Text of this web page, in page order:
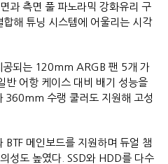
과 측면 풀 파노라믹 강화유리 구
해 튜닝 시스템에 어울리는 시각
공되는 120mm ARGB 팬 5개 가
반 어항 케이스 대비 배기 성능을
360mm 수랭 쿨러도 지원해 고성
.
메인보드를 지원하며 듀얼 챔
성도 높였다. SSD와 HDD를 다수